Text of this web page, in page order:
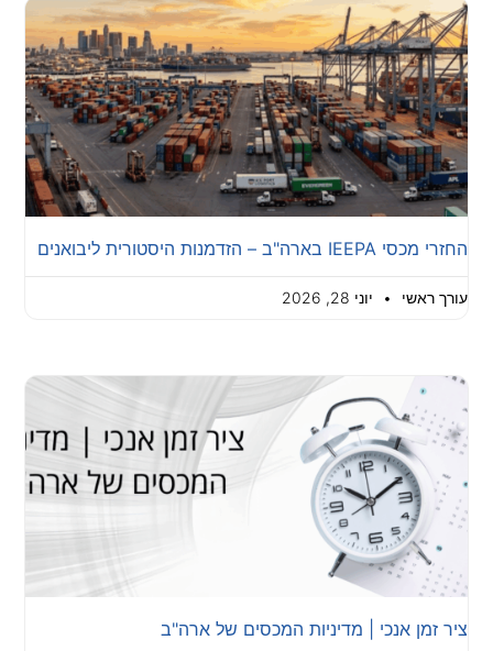
החזרי מכסי IEEPA בארה"ב – הזדמנות היסטורית ליבואנים
עורך ראשי יוני 28, 2026
ציר זמן אנכי | מדיניות המכסים של ארה"ב